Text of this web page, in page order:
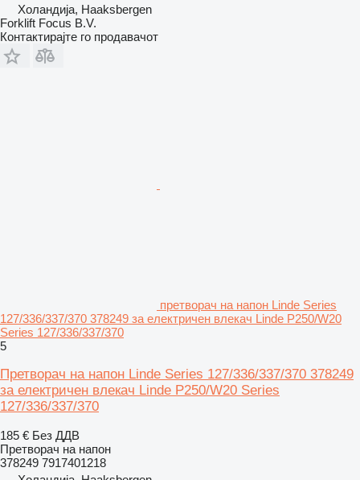
Холандија, Haaksbergen
Forklift Focus B.V.
Контактирајте го продавачот
претворач на напон Linde Series
127/336/337/370 378249 за електричен влекач Linde P250/W20
Series 127/336/337/370
5
Претворач на напон Linde Series 127/336/337/370 378249
за електричен влекач Linde P250/W20 Series
127/336/337/370
185 € Без ДДВ
Претворач на напон
378249 7917401218